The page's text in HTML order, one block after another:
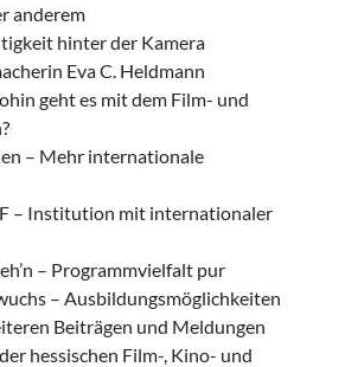
anderem
hinter der Kamera
Eva C. Heldmann
geht es mit dem Film- und
– Mehr internationale
– Institution mit internationaler
– Programmvielfalt pur
– Ausbildungsmöglichkeiten
Beiträgen und Meldungen
hessischen Film-, Kino- und